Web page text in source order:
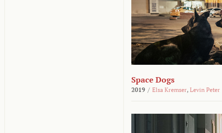
Space Dogs
2019 / Elsa Kremser, Levin Peter